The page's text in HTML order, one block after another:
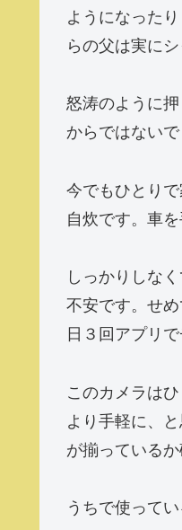
ようになった
らの父は実に
怒涛のように
からではない
今でもひとり
自炊です。車
しっかりしな
不安です。せ
日３回アプリ
このカメラは
より手軽に、
が揃っているか
うちで使って